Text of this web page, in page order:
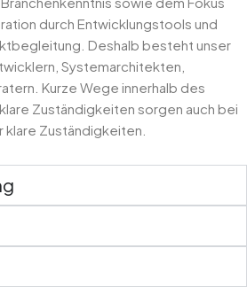
durch Entwicklungstools und
Deshalb besteht unser
Systemarchitekten,
Kurze Wege innerhalb des
Zuständigkeiten sorgen auch bei
Zuständigkeiten.